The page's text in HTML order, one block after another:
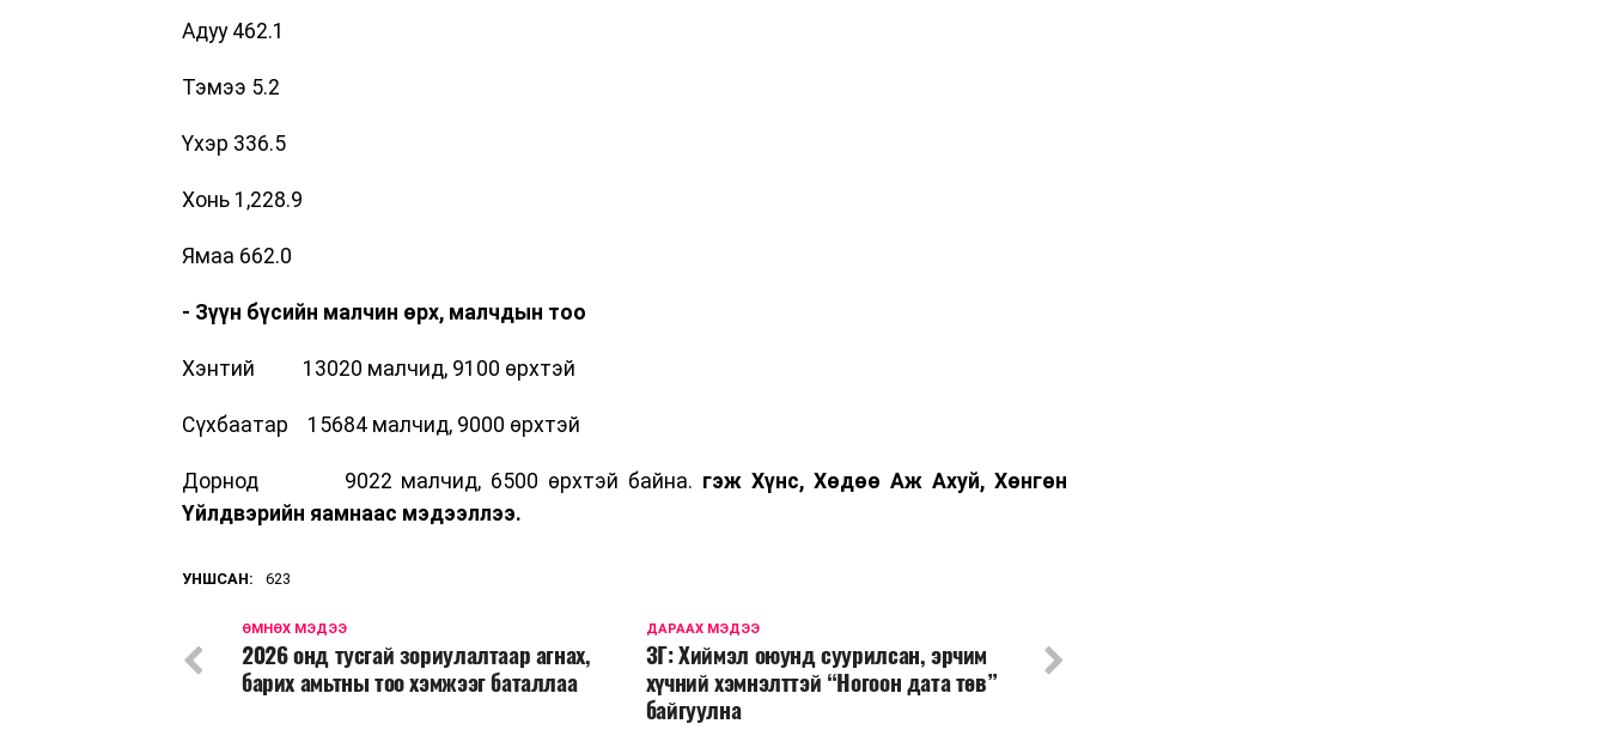
Адуу 462.1
Тэмээ 5.2
Үхэр 336.5
Хонь 1,228.9
Ямаа 662.0
- Зүүн бүсийн малчин өрх, малчдын тоо
Хэнтий 13020 малчид, 9100 өрхтэй
Сүхбаатар 15684 малчид, 9000 өрхтэй
Дорнод 9022 малчид, 6500 өрхтэй байна. гэж Хүнс, Хөдөө Аж Ахуй, Хөнгөн
Үйлдвэрийн яамнаас мэдээллээ.
УНШСАН: 623
ДАРААХ МЭДЭЭ
ЗГ: Хиймэл оюунд суурилсан, эрчим
хүчний хэмнэлттэй “Ногоон дата төв”
байгуулна
ӨМНӨХ МЭДЭЭ
2026 онд тусгай зориулалтаар агнах,
барих амьтны тоо хэмжээг баталлаа